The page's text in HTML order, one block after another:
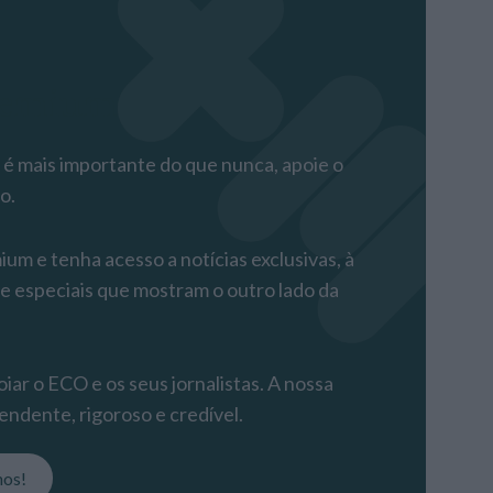
mais importante do que nunca, apoie o
e tenha acesso a notícias exclusivas, à
especiais que mostram o outro lado da
o ECO e os seus jornalistas. A nossa
rigoroso e credível.